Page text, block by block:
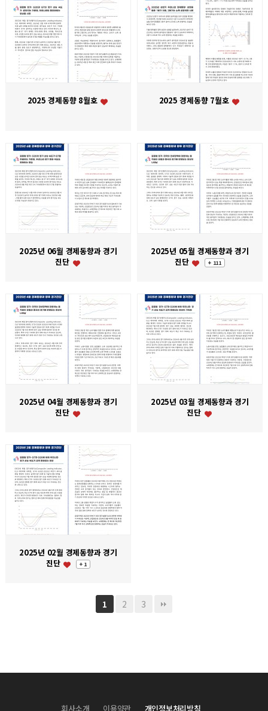
2025 경제동향 8월호 2025 경제동향 7월호
2025년 06월 경제동향과 경기
진단
2025년 05월 경제동향과 경기
진단
+ 111
2025년 04월 경제동향과 경기
진단
2025년 03월 경제동향과 경기
진단
2025년 02월 경제동향과 경기
진단
+ 1
1 2 3
회사소개 이용약관 개인정보처리방침